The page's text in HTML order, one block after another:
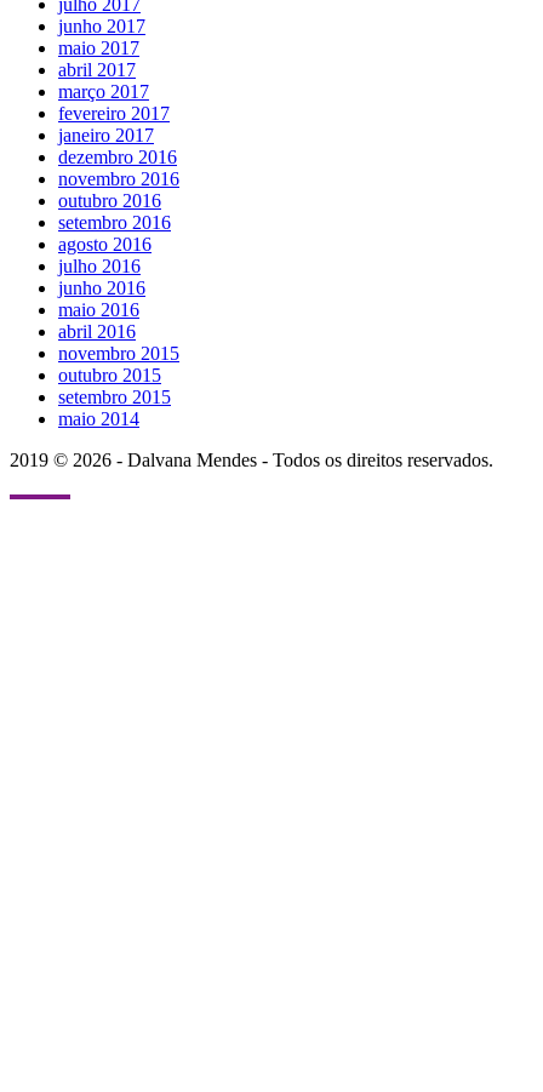
junho 2017
maio 2017
abril 2017
março 2017
fevereiro 2017
janeiro 2017
dezembro 2016
novembro 2016
outubro 2016
setembro 2016
agosto 2016
julho 2016
junho 2016
maio 2016
abril 2016
novembro 2015
outubro 2015
setembro 2015
maio 2014
2019 © 2026 - Dalvana Mendes - Todos os direitos reservados.